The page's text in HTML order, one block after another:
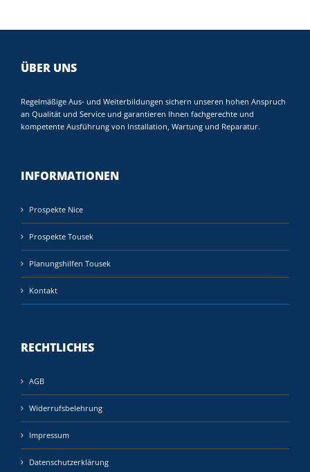
ÜBER UNS
Regelmäßige Aus- und Weiterbildungen sichern unseren hohen Anspruch
an Qualität und Service und garantieren Ihnen fachgerechte und
kompetente Ausführung von Installation, Wartung und Reparatur.
INFORMATIONEN
Prospekte Nice
Prospekte Tousek
Planungshilfen Tousek
Kontakt
RECHTLICHES
AGB
Widerrufsbelehrung
Impressum
Datenschutzerklärung